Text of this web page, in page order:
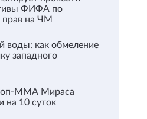
ФИФА по
прав на ЧМ
воды: как обмеление
западного
ММА Мираса
на 10 суток